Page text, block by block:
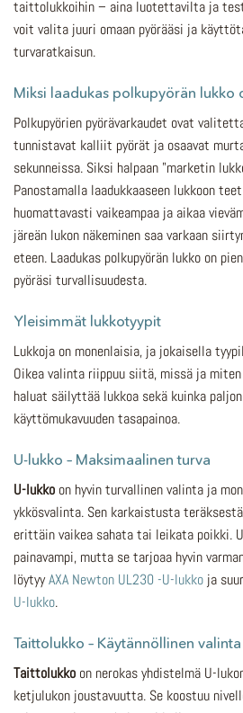
taittolukkoihin – aina luotettavilta ja
voit valita juuri omaan pyörääsi ja
turvaratkaisun.
Miksi laadukas polkupyörän lukko
Polkupyörien pyörävarkaudet ovat
tunnistavat kalliit pyörät ja osaavat
sekunneissa. Siksi halpaan "marketin
Panostamalla laadukkaaseen lukkoon
huomattavasti vaikeampaa ja aikaa
järeän lukon näkeminen saa varkaan
eteen. Laadukas polkupyörän lukko on
pyöräsi turvallisuudesta.
Yleisimmät lukkotyypit
Lukkoja on monenlaisia, ja jokaisella
Oikea valinta riippuu siitä, missä ja
haluat säilyttää lukkoa sekä kuinka
käyttömukavuuden tasapainoa.
U-lukko – Maksimaalinen turva
U-lukko on hyvin turvallinen valinta ja
ykkösvalinta. Sen karkaistusta
erittäin vaikea sahata tai leikata poikki.
painavampi, mutta se tarjoaa hyvin
löytyyAXA Newton UL230 -U-lukko ja
U-lukko.
Taittolukko – Käytännöllinen valinta
Taittolukko on nerokas yhdistelmä U-
ketjulukon joustavuutta. Se koostuu